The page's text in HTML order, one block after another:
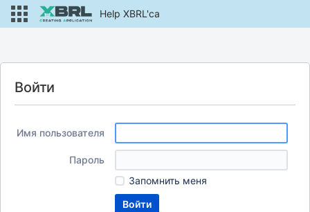
Help XBRL'ca
Войти
Имя пользователя
Пароль
Запомнить меня